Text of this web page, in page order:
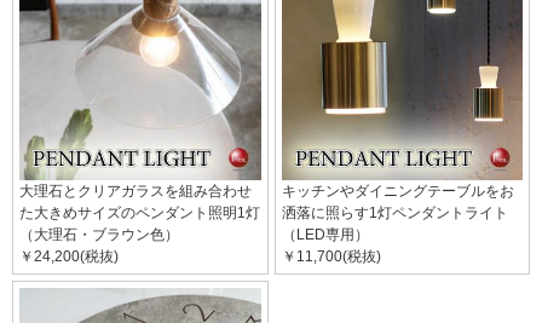
大理石とクリアガラスを組み合わせ
た大きめサイズのペンダント照明1灯
（大理石・ブラウン色）
￥24,200(税抜)
キッチンやダイニングテーブルをお
洒落に照らす1灯ペンダントライト
（LED専用）
￥11,700(税抜)